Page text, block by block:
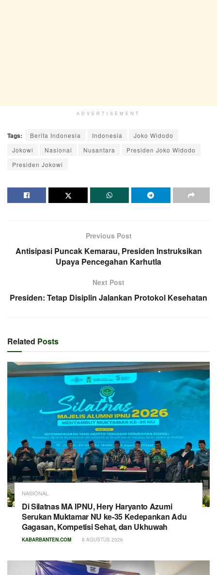
ADVERTISEMENT
Tags: Berita Indonesia Indonesia
Joko Widodo
Jokowi
Nasional Nusantara
Presiden Joko Widodo
Presiden Jokowi
Previous Post
Antisipasi Puncak Kemarau, Presiden Instruksikan
Upaya Pencegahan Karhutla
Next Post
Presiden: Tetap Disiplin Jalankan Protokol Kesehatan
Related Posts
NASIONAL
Di Silatnas MA IPNU, Hery Haryanto Azumi
Serukan Muktamar NU ke-35 Kedepankan Adu
Gagasan, Kompetisi Sehat, dan Ukhuwah
KABARBANTEN.COM 8 AGUSTUS 2026